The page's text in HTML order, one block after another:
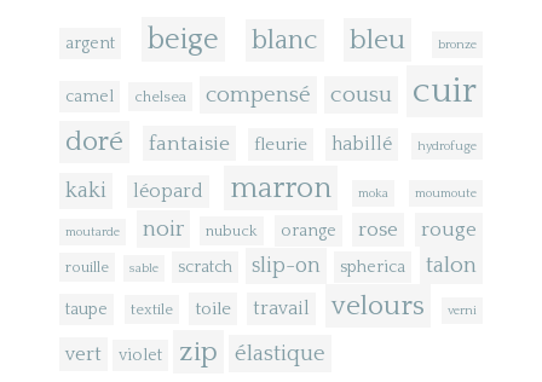
argent beige blanc bleu bronze
camel chelsea compensé cousu cuir
doré fantaisie fleurie habillé hydrofuge
kaki léopard marron moka moumoute
moutarde noir nubuck orange rose rouge
rouille sable scratch slip-on spherica talon
taupe textile toile travail velours verni
vert violet zip élastique